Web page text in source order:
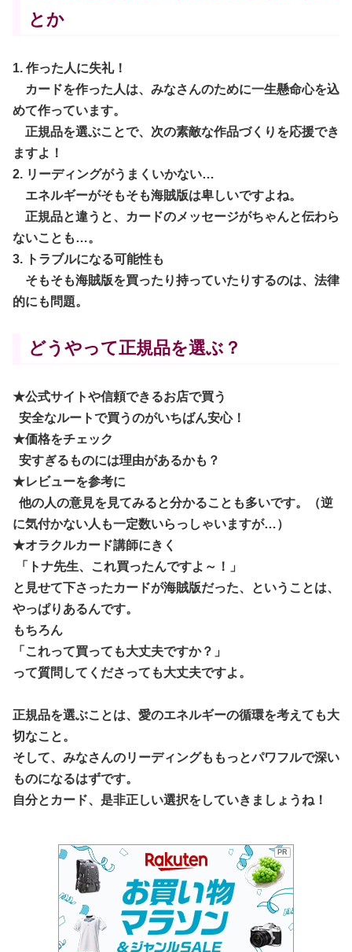
とか
1. 作った人に失礼！
カードを作った人は、みなさんのために一生懸命心を込
めて作っています。
正規品を選ぶことで、次の素敵な作品づくりを応援でき
ますよ！
2. リーディングがうまくいかない…
エネルギーがそもそも海賊版は卑しいですよね。
正規品と違うと、カードのメッセージがちゃんと伝わら
ないことも…。
3. トラブルになる可能性も
そもそも海賊版を買ったり持っていたりするのは、法律
的にも問題。
どうやって正規品を選ぶ？
★公式サイトや信頼できるお店で買う
安全なルートで買うのがいちばん安心！
★価格をチェック
安すぎるものには理由があるかも？
★レビューを参考に
他の人の意見を見てみると分かることも多いです。（逆
に気付かない人も一定数いらっしゃいますが…）
★オラクルカード講師にきく
「トナ先生、これ買ったんですよ～！」
と見せて下さったカードが海賊版だった、ということは、
やっぱりあるんです。
もちろん
「これって買っても大丈夫ですか？」
って質問してくださっても大丈夫ですよ。
正規品を選ぶことは、愛のエネルギーの循環を考えても大
切なこと。
そして、みなさんのリーディングももっとパワフルで深い
ものになるはずです。
自分とカード、是非正しい選択をしていきましょうね！
PR